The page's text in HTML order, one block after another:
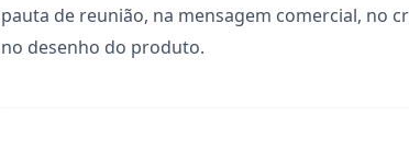
pauta de reunião, na mensagem comercial, no
no desenho do produto.